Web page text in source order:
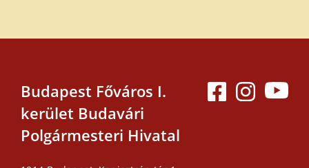
Budapest Főváros I.
kerület Budavári
Polgármesteri Hivatal